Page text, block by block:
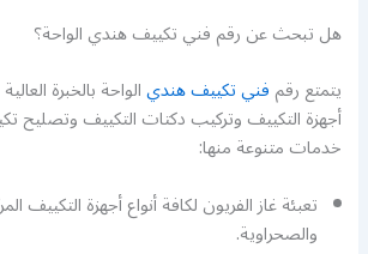
هل تبحث عن رقم فني تكييف هندي الواحة؟
يتمتع رقمفني تكييف هنديالواحة بالخبرة
أجهزة التكييف وتركيب دكتات التكييف وتصليح
خدمات متنوعة منها:
تعبئة غاز الفريون لكافة أنواع أجهزة التكييف
والصحراوية.